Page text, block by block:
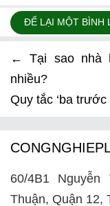
ĐỂ LẠI MỘT BÌNH
←
Tại sao nhà
nhiều?
Quy tắc ‘ba trước
60/4B1
Thuận, Quận 12,